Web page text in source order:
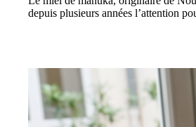
depuis plusieurs années l’attention